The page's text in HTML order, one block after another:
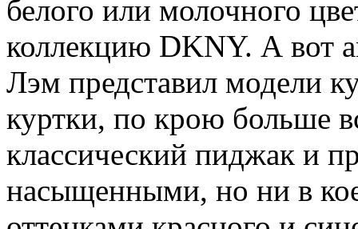
белого или молочного
коллекцию DKNY. А вот
Лэм представил модели
куртки, по крою больше
классический пиджак и
насыщенными, но ни в